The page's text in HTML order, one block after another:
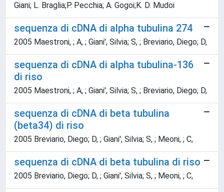
Giani; L. Braglia;P. Pecchia; A. Gogoi;K. D. Mudoi
sequenza di cDNA di alpha tubulina 274
2005 Maestroni, ; A, ; Giani', Silvia; S, ; Breviario, Diego; D,
sequenza di cDNA di alpha tubulina-136
di riso
2005 Maestroni, ; A, ; Giani', Silvia; S, ; Breviario, Diego; D,
sequenza di cDNA di beta tubulina
(beta34) di riso
2005 Breviario, Diego; D, ; Giani', Silvia; S, ; Meoni, ; C,
sequenza di cDNA di beta tubulina di riso
2005 Breviario, Diego; D, ; Giani', Silvia; S, ; Meoni, ; C,